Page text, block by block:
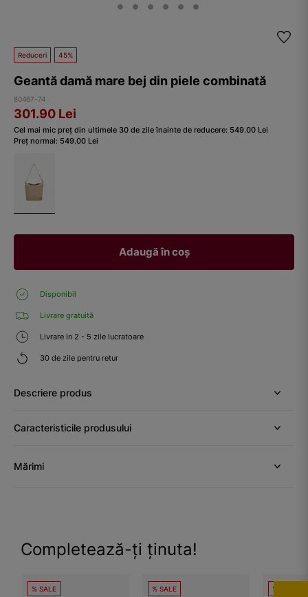
Reduceri 45%
Geantă damă mare bej din piele combinată
80467-74
301.90 Lei
Cel mai mic preț din ultimele 30 de zile înainte de reducere: 549.00 Lei
Preț normal: 549.00 Lei
Adaugă în coș
Disponibil
Livrare gratuită
Livrare in 2 - 5 zile lucratoare
30 de zile pentru retur
Descriere produs
Caracteristicile produsului
Mărimi
Completează-ți ținuta!
% SALE % SALE % SALE